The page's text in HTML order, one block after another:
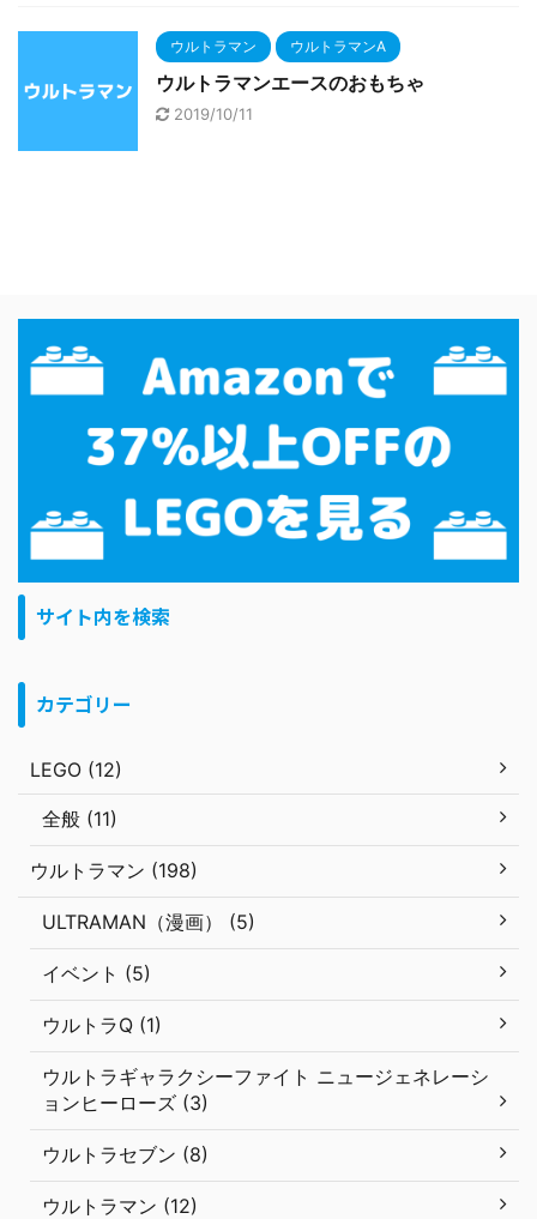
ウルトラマン ウルトラマンA
ウルトラマンエースのおもちゃ
2019/10/11
サイト内を検索
カテゴリー
LEGO (12)
全般 (11)
ウルトラマン (198)
ULTRAMAN（漫画） (5)
イベント (5)
ウルトラQ (1)
ウルトラギャラクシーファイト ニュージェネレーシ
ョンヒーローズ (3)
ウルトラセブン (8)
ウルトラマン (12)